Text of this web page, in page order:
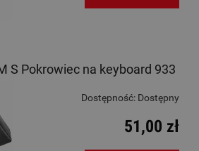
S Pokrowiec na keyboard 933
Dostępność: Dostępny
51,00 zł